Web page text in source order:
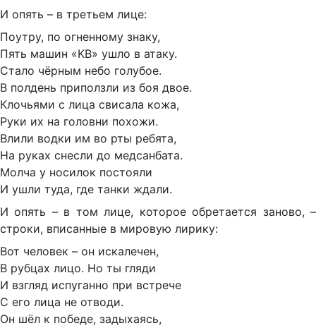
И опять – в третьем лице:
Поутру, по огненному знаку,
Пять машин «KB» ушло в атаку.
Стало чёрным небо голубое.
В полдень приползли из боя двое.
Клочьями с лица свисала кожа,
Руки их на головни похожи.
Влили водки им во рты ребята,
На руках снесли до медсанбата.
Молча у носилок постояли
И ушли туда, где танки ждали.
И опять – в том лице, которое обретается заново, –
строки, вписанные в мировую лирику:
Вот человек – он искалечен,
В рубцах лицо. Но ты гляди
И взгляд испуганно при встрече
С его лица не отводи.
Он шёл к победе, задыхаясь,